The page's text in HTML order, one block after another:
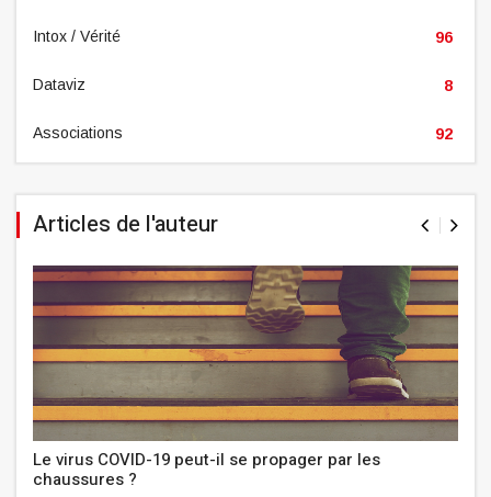
Intox / Vérité 96
Dataviz 8
Associations 92
Articles de l'auteur
Le virus COVID-19 peut-il se propager par les
chaussures ?